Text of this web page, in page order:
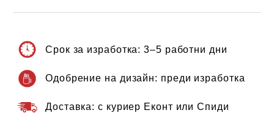
Срок за изработка: 3–5 работни дни
Одобрение на дизайн: преди изработка
Доставка: с куриер Еконт или Спиди